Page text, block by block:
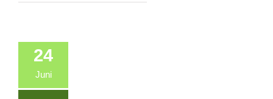
24
Juni